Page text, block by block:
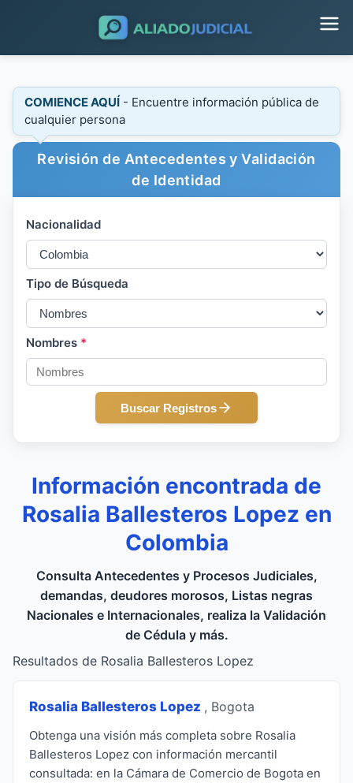
COMIENCE AQUÍ - Encuentre información pública de
cualquier persona
Revisión de Antecedentes y Validación
de Identidad
Nacionalidad
Tipo de Búsqueda
Nombres *
Buscar Registros
Información encontrada de
Rosalia Ballesteros Lopez en
Colombia
Consulta Antecedentes y Procesos Judiciales,
demandas, deudores morosos, Listas negras
Nacionales e Internacionales, realiza la Validación
de Cédula y más.
Resultados de Rosalia Ballesteros Lopez
Rosalia Ballesteros Lopez , Bogota
Obtenga una visión más completa sobre Rosalia
Ballesteros Lopez con información mercantil
consultada: en la Cámara de Comercio de Bogota en